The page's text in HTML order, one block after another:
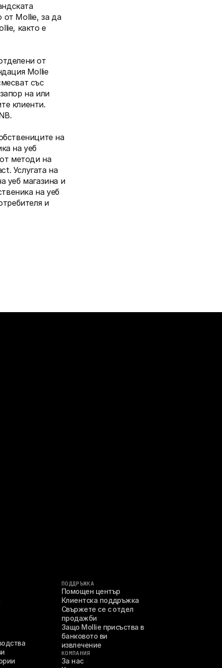
от Mollie, за да
както е
от
Mollie
със
на или
клиенти.
на
на уеб
методи на
Услугата на
уеб магазина и
на уеб
и
ПОДДРЪЖКА
Помощен център
Клиентска поддръжка
Свържете се с отдел
продажби
Защо Mollie присъства в
банковото ви
извлечение
КОМПАНИЯ
За нас